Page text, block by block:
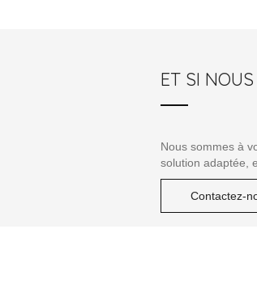
ET SI
Nous sommes à
solution adaptée,
Contactez-